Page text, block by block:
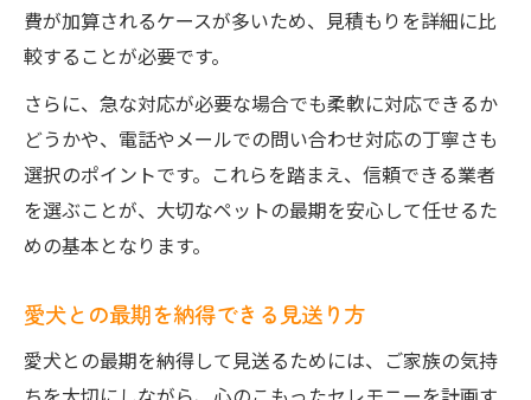
費が加算されるケースが多いため、見積もりを詳細に比
較することが必要です。
さらに、急な対応が必要な場合でも柔軟に対応できるか
どうかや、電話やメールでの問い合わせ対応の丁寧さも
選択のポイントです。これらを踏まえ、信頼できる業者
を選ぶことが、大切なペットの最期を安心して任せるた
めの基本となります。
愛犬との最期を納得できる見送り方
愛犬との最期を納得して見送るためには、ご家族の気持